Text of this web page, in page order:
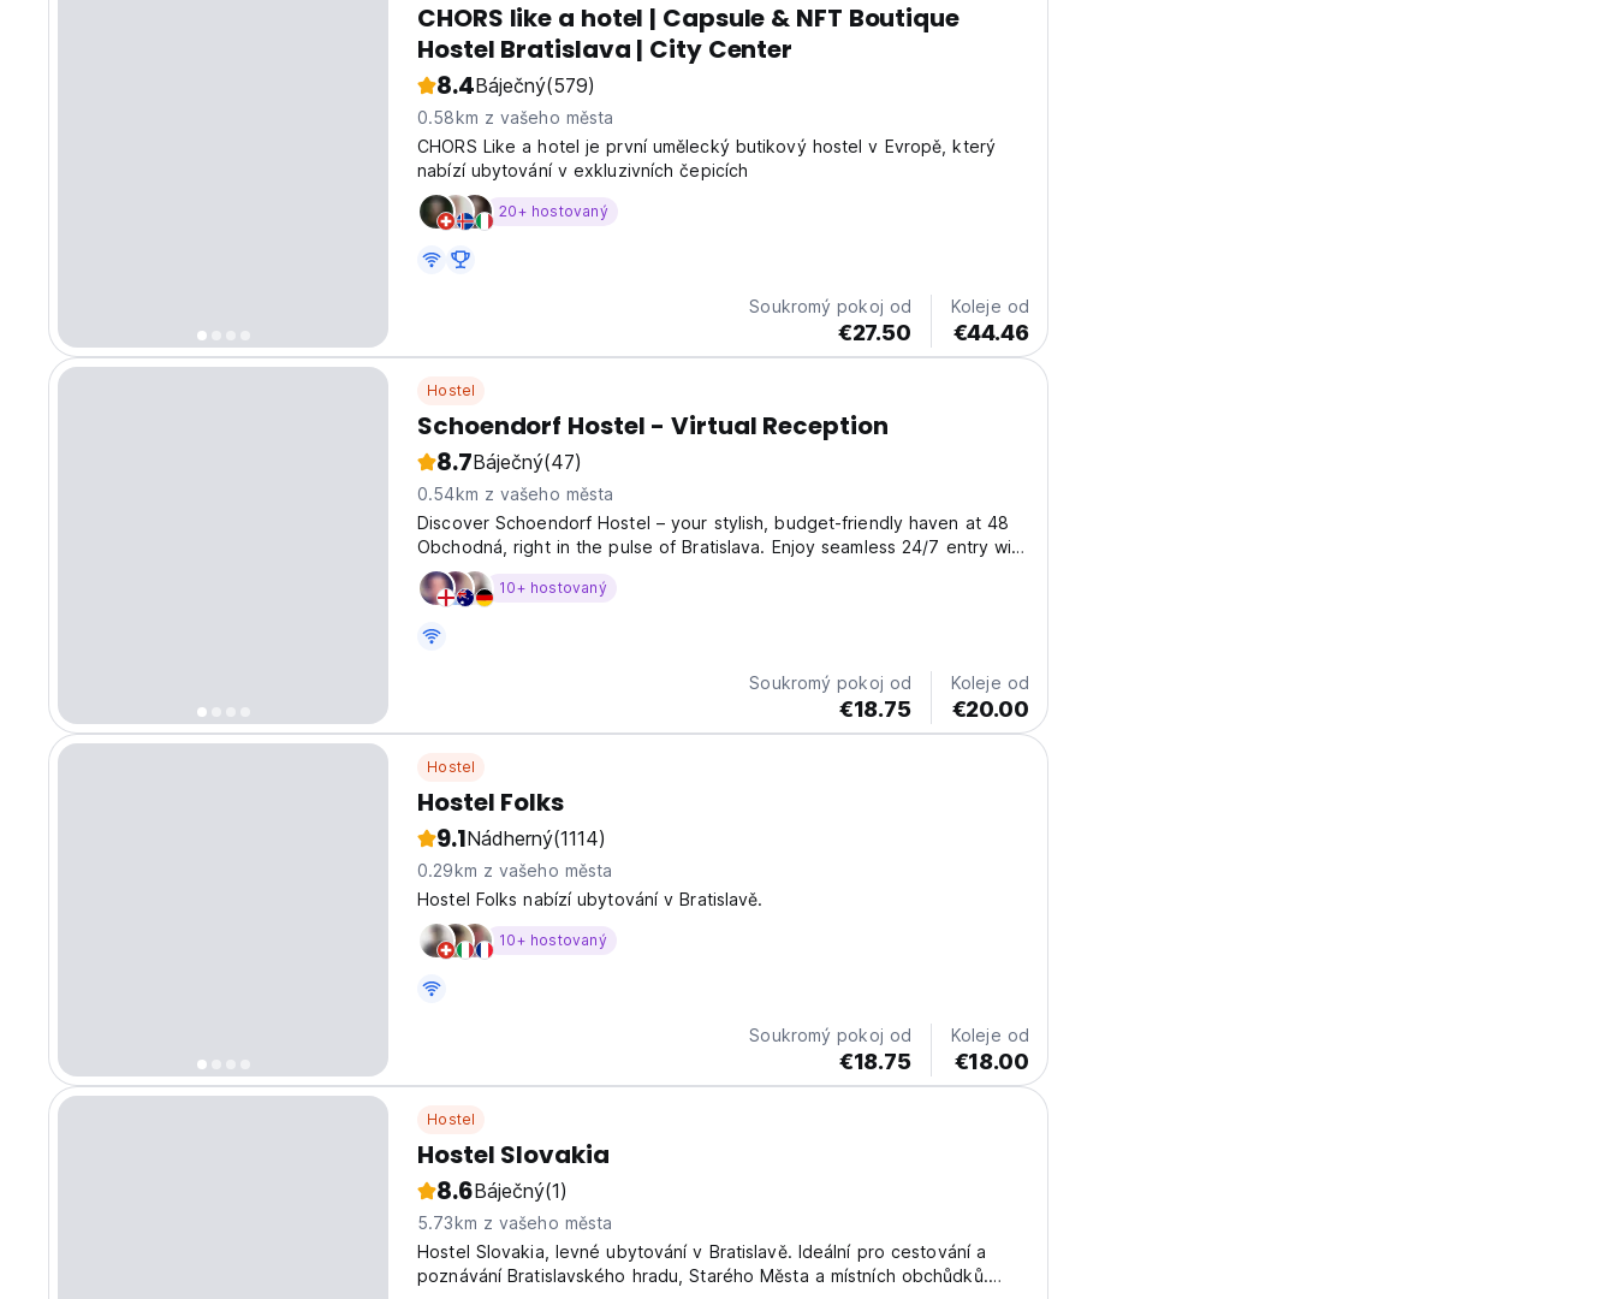
CHORS like a hotel | Capsule & NFT Boutique
Hostel Bratislava | City Center
8.4Báječný(579)
0.58km z vašeho města
CHORS Like a hotel je první umělecký butikový hostel v Evropě, který
nabízí ubytování v exkluzivních čepicích
20+ hostovaný
Soukromý pokoj od
€27.50
Koleje od
€44.46
Hostel
Schoendorf Hostel - Virtual Reception
8.7Báječný(47)
0.54km z vašeho města
Discover Schoendorf Hostel – your stylish, budget-friendly haven at 48
Obchodná, right in the pulse of Bratislava. Enjoy seamless 24/7 entry with
our virtual reception: unlock your door with a unique code or directly via
your mobile phone—no front desk queues...
10+ hostovaný
Soukromý pokoj od
€18.75
Koleje od
€20.00
Hostel
Hostel Folks
9.1Nádherný(1114)
0.29km z vašeho města
Hostel Folks nabízí ubytování v Bratislavě.
10+ hostovaný
Soukromý pokoj od
€18.75
Koleje od
€18.00
Hostel
Hostel Slovakia
8.6Báječný(1)
5.73km z vašeho města
Hostel Slovakia, levné ubytování v Bratislavě. Ideální pro cestování a
poznávání Bratislavského hradu, Starého Města a místních obchůdků.